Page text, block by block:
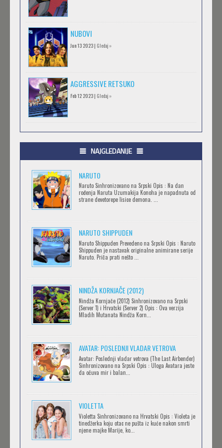
NUBOVI
Jun 13 2023 | Gledaj »
AGGRESSIVE RETSUKO
Feb 12 2023 | Gledaj »
.HACK//GIFT
.HACK//LIMINALITY
Feb 12 2023 |Gledaj »
SOVA I EKIPA
Feb 12 2023 |Gledaj »
BLOODIVORES
Feb 12 2023 |Gledaj »
AVANTURE KIDA OPASNOST
Feb 12 2023 |Gledaj »
IPAK SE OKREĆE (GALILEO: EPPUR SI MUOVE)
OBLUTAK
NAJGLEDANIJE
NARUTO
Naruto Sinhronizovano na Srpski Opis : Na dan
rođenja Naruta Uzumakija Konoha je napadnuta od
strane devetorepe lisice demona. ...
NARUTO SHIPPUDEN
Naruto Shippuden Prevedeno na Srpski Opis : Naruto
Shippuden je nastavak originalne animirane serije
Naruto. Priča prati nešto ...
NINDŽA KORNJAČE (2012)
Nindža Kornjače (2012) Sinhronizovano na Srpski
(Server 1) i Hrvatski (Server 2) Opis : Ova verzija
Mladih Mutanata Nindža Korn...
AVATAR: POSLEDNJI VLADAR VETROVA
Avatar: Poslednji vladar vetrova (The Last Airbender)
Sinhronizovano na Srpski Opis : Uloga Avatara jeste
da očuva mir i balan...
VIOLETTA
Violetta Sinhronizovano na Hrvatski Opis : Violeta je
tinedžerka koju otac ne pušta iz kuće nakon smrti
njene majke Marije, ko...